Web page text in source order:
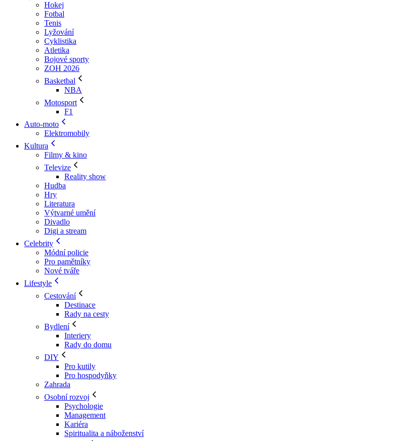
Hokej
Fotbal
Tenis
Lyžování
Cyklistika
Atletika
Bojové sporty
ZOH 2026
Basketbal
NBA
Motosport
F1
Auto-moto
Elektromobily
Kultura
Filmy & kino
Televize
Reality show
Hudba
Hry
Literatura
Výtvarné umění
Divadlo
Digi a stream
Celebrity
Módní policie
Pro pamětníky
Nové tváře
Lifestyle
Cestování
Destinace
Rady na cesty
Bydlení
Interiery
Rady do domu
DIY
Pro kutily
Pro hospodyňky
Zahrada
Osobní rozvoj
Psychologie
Management
Kariéra
Spiritualita a náboženství